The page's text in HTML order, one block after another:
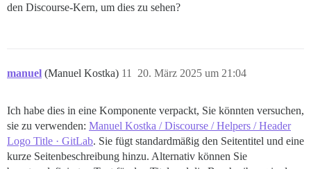
den Discourse-Kern, um dies zu sehen?
manuel (Manuel Kostka) 20. März 2025 um 21:04
11
Ich habe dies in eine Komponente verpackt, Sie könnten versuchen,
sie zu verwenden: Manuel Kostka / Discourse / Helpers / Header
Logo Title · GitLab. Sie fügt standardmäßig den Seitentitel und eine
kurze Seitenbeschreibung hinzu. Alternativ können Sie